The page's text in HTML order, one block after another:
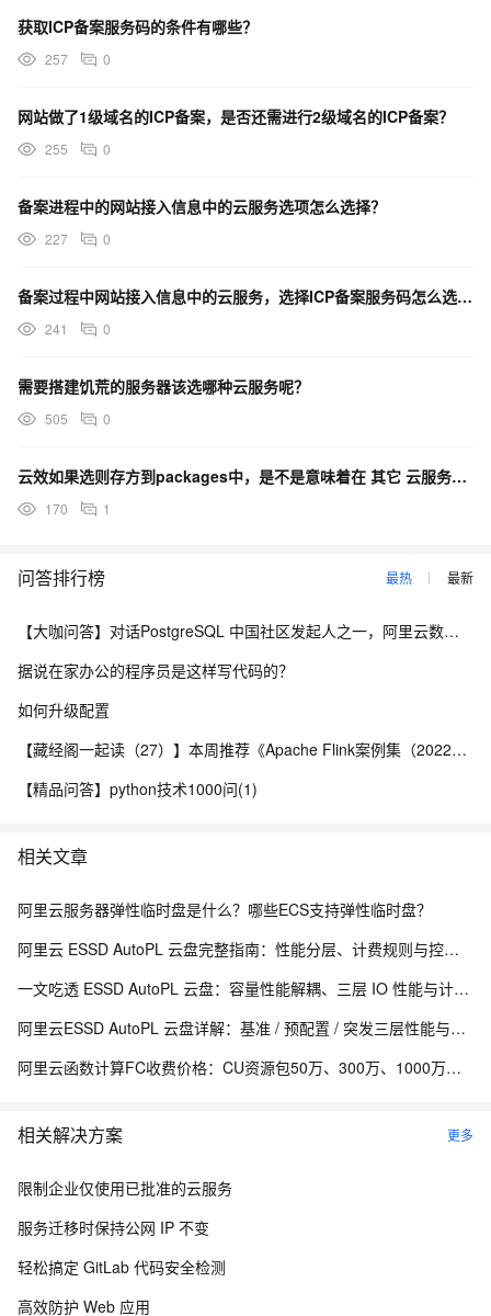
获取ICP备案服务码的条件有哪些？
257 0
网站做了1级域名的ICP备案，是否还需进行2级域名的ICP备案？
255 0
备案进程中的网站接入信息中的云服务选项怎么选择？
227 0
备案过程中网站接入信息中的云服务，选择ICP备案服务码怎么选择？
241 0
需要搭建饥荒的服务器该选哪种云服务呢？
505 0
云效如果选则存方到packages中，是不是意味着在 其它 云服务商上的服务器无法访问？
170 1
问答排行榜 最热 最新
【大咖问答】对话PostgreSQL 中国社区发起人之一，阿里云数据库高级专家 德哥
据说在家办公的程序员是这样写代码的？
如何升级配置
【藏经阁一起读（27）】本周推荐《Apache Flink案例集（2022版）》，你有哪些心得？
【精品问答】python技术1000问(1)
相关文章
阿里云服务器弹性临时盘是什么？哪些ECS支持弹性临时盘？
阿里云 ESSD AutoPL 云盘完整指南：性能分层、计费规则与控制台操作
一文吃透 ESSD AutoPL 云盘：容量性能解耦、三层 IO 性能与计费测算
阿里云ESSD AutoPL 云盘详解：基准 / 预配置 / 突发三层性能与费用封顶机制
阿里云函数计算FC收费价格：CU资源包50万、300万、1000万、2亿、20亿及4000万CU费用清单
相关解决方案 更多
限制企业仅使用已批准的云服务
服务迁移时保持公网 IP 不变
轻松搞定 GitLab 代码安全检测
高效防护 Web 应用